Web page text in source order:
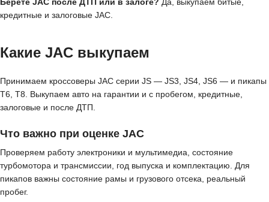
кредитные и залоговые JAC.
Какие JAC выкупаем
Принимаем кроссоверы JAC серии JS — JS3, JS4, JS6 — и пикапы
T6, T8. Выкупаем авто на гарантии и с пробегом, кредитные,
залоговые и после ДТП.
Что важно при оценке JAC
Проверяем работу электроники и мультимедиа, состояние
турбомотора и трансмиссии, год выпуска и комплектацию. Для
пикапов важны состояние рамы и грузового отсека, реальный
пробег.